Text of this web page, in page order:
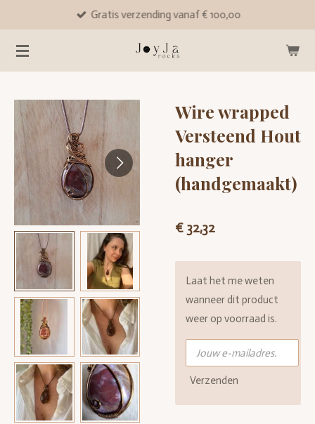
naar
de
Gratis verzending vanaf € 100,00
Wire wrapped
Versteend Hout
hanger
(handgemaakt)
€ 32,32
Laat het me weten
wanneer dit product
weer op voorraad is.
Verzenden